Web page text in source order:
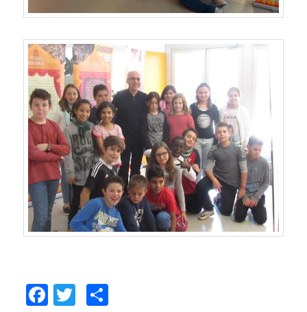
Facebook
Twitter